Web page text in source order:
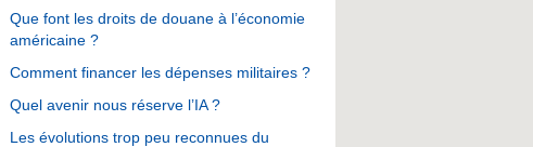
Que font les droits de douane à l’économie
américaine ?
Comment financer les dépenses militaires ?
Quel avenir nous réserve l’IA ?
Les évolutions trop peu reconnues du